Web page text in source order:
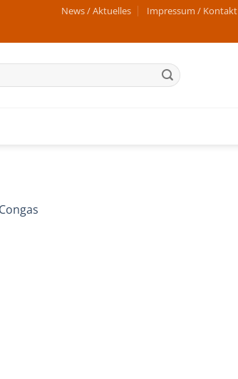
News / Aktuelles Impressum / Kontakt